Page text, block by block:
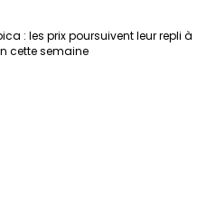
: les prix poursuivent leur repli à
cette semaine